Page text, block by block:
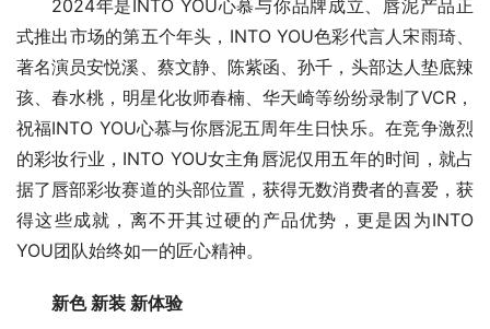
2024年是INTO YOU心慕与你品牌成立、唇泥产品正
式推出市场的第五个年头，INTO YOU色彩代言人宋雨琦、
著名演员安悦溪、蔡文静、陈紫函、孙千，头部达人垫底辣
孩、春水桃，明星化妆师春楠、华天崎等纷纷录制了VCR，
祝福INTO YOU心慕与你唇泥五周年生日快乐。在竞争激烈
的彩妆行业，INTO YOU女主角唇泥仅用五年的时间，就占
据了唇部彩妆赛道的头部位置，获得无数消费者的喜爱，获
得这些成就，离不开其过硬的产品优势，更是因为INTO
YOU团队始终如一的匠心精神。
新色 新装 新体验